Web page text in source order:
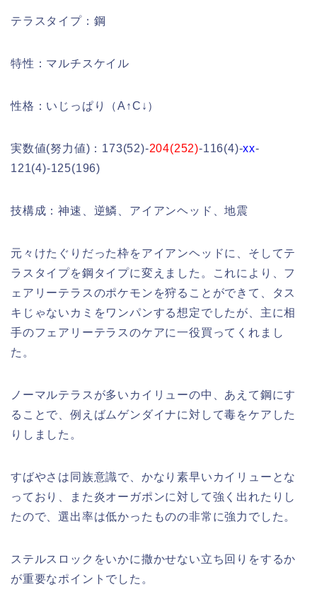
テラスタイプ：鋼
特性：マルチスケイル
性格：いじっぱり（A↑C↓）
実数値(努力値)：173(52)-204(252)-116(4)-xx-
121(4)-125(196)
技構成：神速、逆鱗、アイアンヘッド、地震
元々けたぐりだった枠をアイアンヘッドに、そしてテ
ラスタイプを鋼タイプに変えました。これにより、フ
ェアリーテラスのポケモンを狩ることができて、タス
キじゃないカミをワンパンする想定でしたが、主に相
手のフェアリーテラスのケアに一役買ってくれまし
た。
ノーマルテラスが多いカイリューの中、あえて鋼にす
ることで、例えばムゲンダイナに対して毒をケアした
りしました。
すばやさは同族意識で、かなり素早いカイリューとな
っており、また炎オーガポンに対して強く出れたりし
たので、選出率は低かったものの非常に強力でした。
ステルスロックをいかに撒かせない立ち回りをするか
が重要なポイントでした。